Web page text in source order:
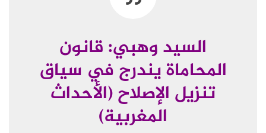
السيد وهبي: قانون
المحاماة يندرج في سياق
تنزيل الإصلاح (الأحداث
المغربية)